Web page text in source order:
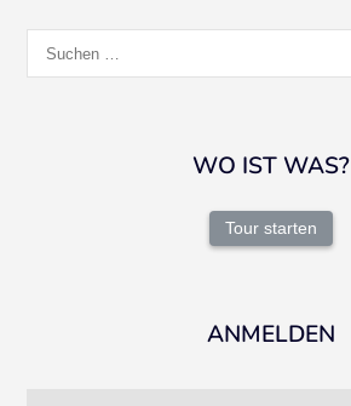
nach:
WO IST WAS?
Tour starten
ANMELDEN